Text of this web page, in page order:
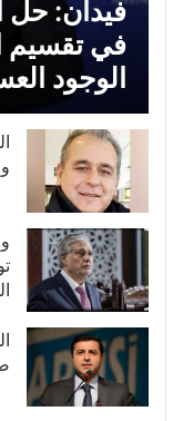
فيدان: حل
في تقسيم
الوجود